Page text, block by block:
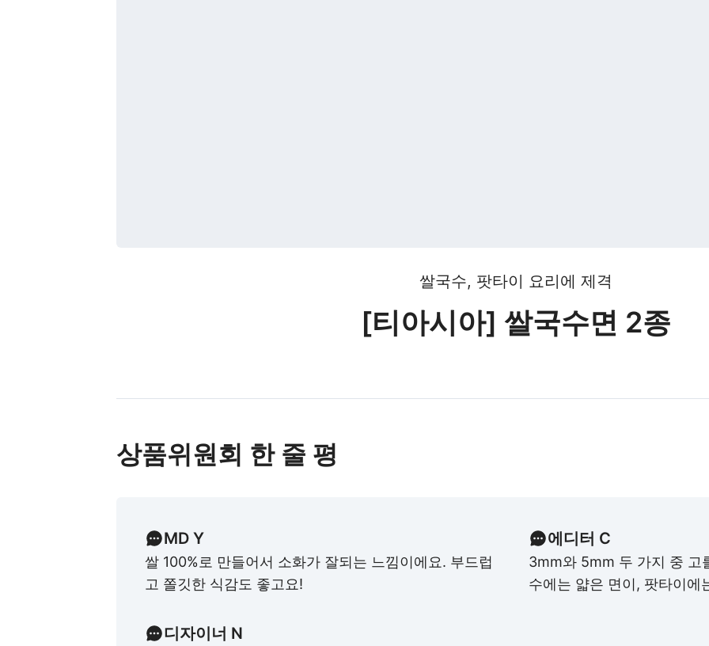
쌀국수, 팟타이 요리에 제격
[티아시아] 쌀국수면 2종
상품위원회 한 줄 평
MD Y
쌀 100%로 만들어서 소화가 잘되는 느낌이에요. 부드럽
고 쫄깃한 식감도 좋고요!
에디터 C
3mm와 5mm 두 가지 중 고
수에는 얇은 면이, 팟타이에
디자이너 N